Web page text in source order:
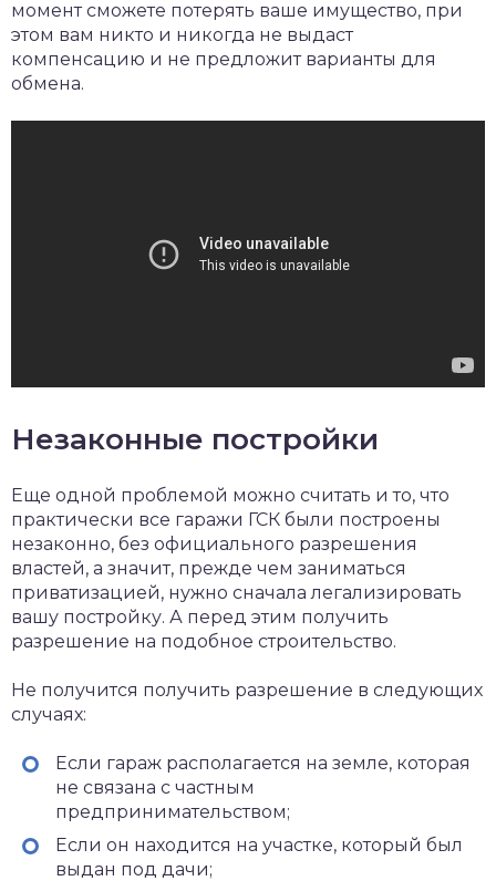
момент сможете потерять ваше имущество, при
этом вам никто и никогда не выдаст
компенсацию и не предложит варианты для
обмена.
Незаконные постройки
Еще одной проблемой можно считать и то, что
практически все гаражи ГСК были построены
незаконно, без официального разрешения
властей, а значит, прежде чем заниматься
приватизацией, нужно сначала легализировать
вашу постройку. А перед этим получить
разрешение на подобное строительство.
Не получится получить разрешение в следующих
случаях:
Если гараж располагается на земле, которая
не связана с частным
предпринимательством;
Если он находится на участке, который был
выдан под дачи;